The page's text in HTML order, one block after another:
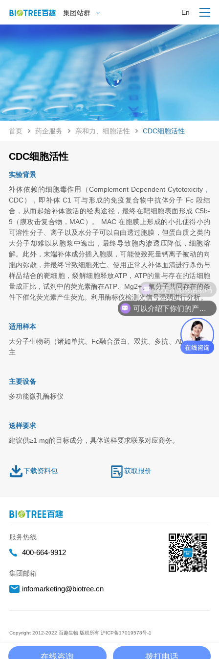
集团站群 En
首页 药企服务 亲和力、细胞活性 CDC细胞活性
CDC细胞活性
实验背景
补体依赖的细胞毒作用（Complement Dependent Cytotoxicity ，
CDC），即补体 C1 可与形成的免疫复合物中抗体分子 Fc 段结
合，从而起始补体激活的经典途径，最终在靶细胞表面形成 C5b-
9（膜攻击复合物，MAC）。 MAC 在胞膜上形成的小孔使得小的
可溶性分子、离子以及水分子可以自由透过胞膜，但蛋白质之类的
大分子却难以从胞浆中逸出，最终导致胞内渗透压降低，细胞溶
解。此外，末端补体成分插入胞膜，可能使致死量钙离子被动的向
胞内弥散，并最终导致细胞死亡。使用正常人补体血清进行杀伤与
样品结合的靶细胞，裂解细胞释放ATP，ATP的量与存在的活细胞
量成正比，试剂中的荧光素酶在ATP、Mg2+、氧分子共同存在的条
件下催化荧光素产生荧光。利用酶标仪检测光信号强弱进行分析。
适用样本
大分子生物药（诸如单抗、Fc融合蛋白、双抗、多抗、ADC类）为
主
主要设备
多功能微孔酶标仪
送样要求
建议供≥1 mg的目标成分，具体送样要求联系对应商务。
下载资料包 获取报价
服务热线
400-664-9912
集团邮箱
infomarketing@biotree.cn
Copyright 2012-2022 百趣生物 版权所有 沪ICP备17019578号-1
可以介绍下你们的产品么
现在有优惠活动吗
在线咨询 拨打电话